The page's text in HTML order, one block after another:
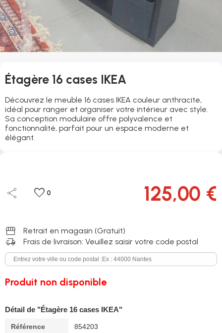
Étagère 16 cases IKEA
Découvrez le meuble 16 cases IKEA couleur anthracite,
idéal pour ranger et organiser votre intérieur avec style.
Sa conception modulaire offre polyvalence et
fonctionnalité, parfait pour un espace moderne et
élégant.
share favorite 0 125,00 €
storefront Retrait en magasin (Gratuit)
delivery_truck_speed Frais de livraison: Veuillez saisir votre code postal
Produit non disponible
Détail de "Étagère 16 cases IKEA"
Référence 854203